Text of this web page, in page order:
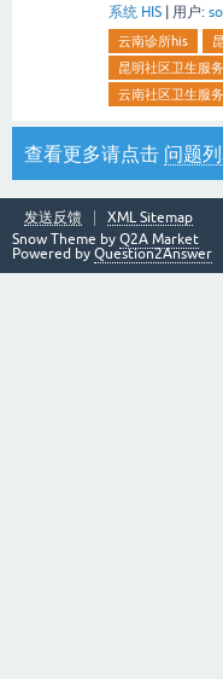
系统 HIS
用户:
云南诊所his
昆明社区卫生服
云南社区卫生服
查看更多请点击 问题
发送反馈
XML Sitemap
Snow Theme by Q2A Market
Powered by Question2Answer